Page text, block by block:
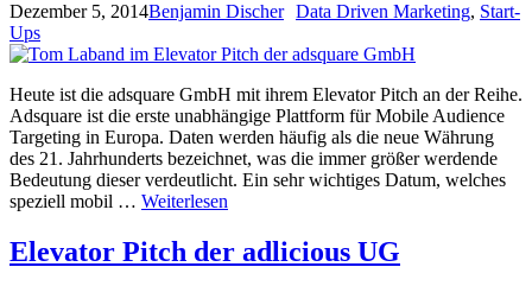
Dezember 5, 2014Benjamin Discher Data Driven Marketing, Start-
Ups
Heute ist die adsquare GmbH mit ihrem Elevator Pitch an der Reihe.
Adsquare ist die erste unabhängige Plattform für Mobile Audience
Targeting in Europa. Daten werden häufig als die neue Währung
des 21. Jahrhunderts bezeichnet, was die immer größer werdende
Bedeutung dieser verdeutlicht. Ein sehr wichtiges Datum, welches
speziell mobil … Weiterlesen
Elevator Pitch der adlicious UG